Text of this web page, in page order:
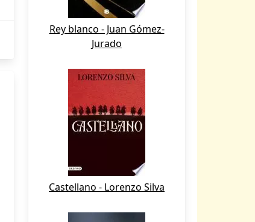
Rey blanco - Juan Gómez-
Jurado
Castellano - Lorenzo Silva